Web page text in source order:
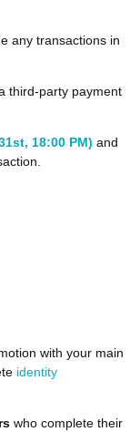
any transactions in
third-party payment
18:00 PM) and
with your main
identity
who complete their